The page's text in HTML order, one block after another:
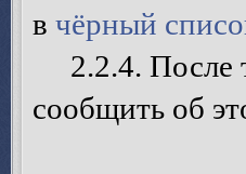
в чёрный
2.2.4. После
сообщить об